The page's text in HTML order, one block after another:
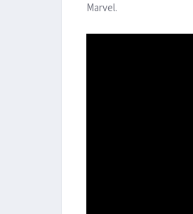
Marvel.